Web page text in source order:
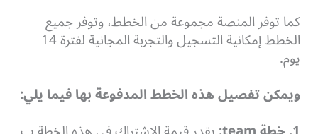
كما توفر المنصة مجموعة من الخطط، وتوفر جميع
الخطط إمكانية التسجيل والتجربة المجانية لفترة 14
يوم.
ويمكن تفصيل هذه الخطط المدفوعة بها فيما يلي: